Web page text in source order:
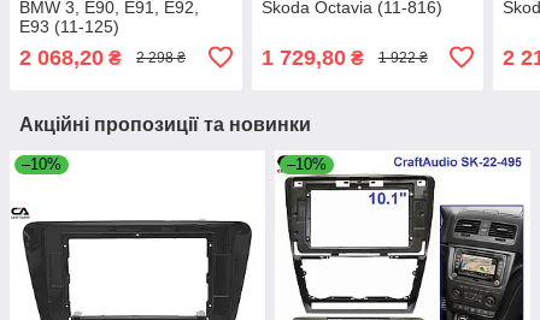
BMW 3, E90, E91, E92,
E93 (11-125)
2 068,20 ₴ 2 298 ₴
Skoda Octavia (11-816)
1 729,80₴ 1 922 ₴ 2
Акційні пропозиції та новинки
–10% –10%